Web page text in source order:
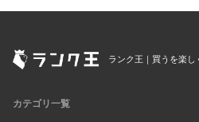
ランク王｜買うを楽し
カテゴリ一覧